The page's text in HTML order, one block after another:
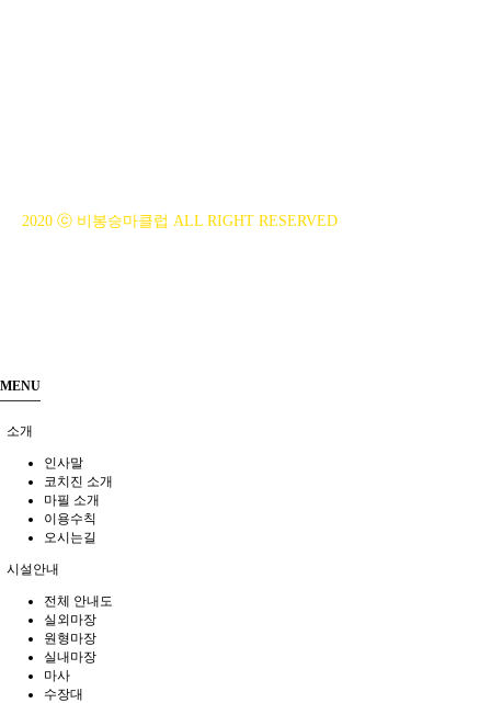
2020 ⓒ 비봉승마클럽 ALL RIGHT RESERVED
MENU
소개
인사말
코치진 소개
마필 소개
이용수칙
오시는길
시설안내
전체 안내도
실외마장
원형마장
실내마장
마사
수장대